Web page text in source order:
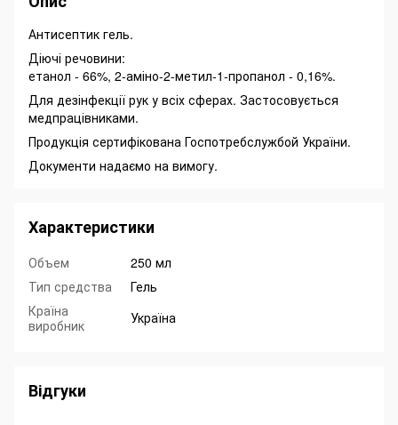
Антисептик гель.
Діючі речовини:
етанол - 66%, 2-аміно-2-метил-1-пропанол - 0,16%.
Для дезінфекції рук у всіх сферах. Застосовується
медпрацівниками.
Продукція сертифікована Госпотребслужбой України.
Документи надаємо на вимогу.
Характеристики
Объем
250 мл
Тип средства
Гель
Країна
виробник
Україна
Відгуки